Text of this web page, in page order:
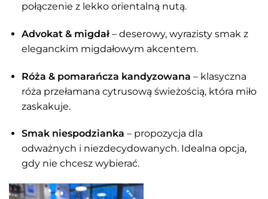
połączenie z lekko orientalną nutą.
Advokat & migdał– deserowy, wyrazisty smak z
eleganckim migdałowym akcentem.
Róża & pomarańcza kandyzowana – klasyczna
róża przełamana cytrusową świeżością, która miło
zaskakuje.
Smak niespodzianka – propozycja dla
odważnych i niezdecydowanych. Idealna opcja,
gdy nie chcesz wybierać.